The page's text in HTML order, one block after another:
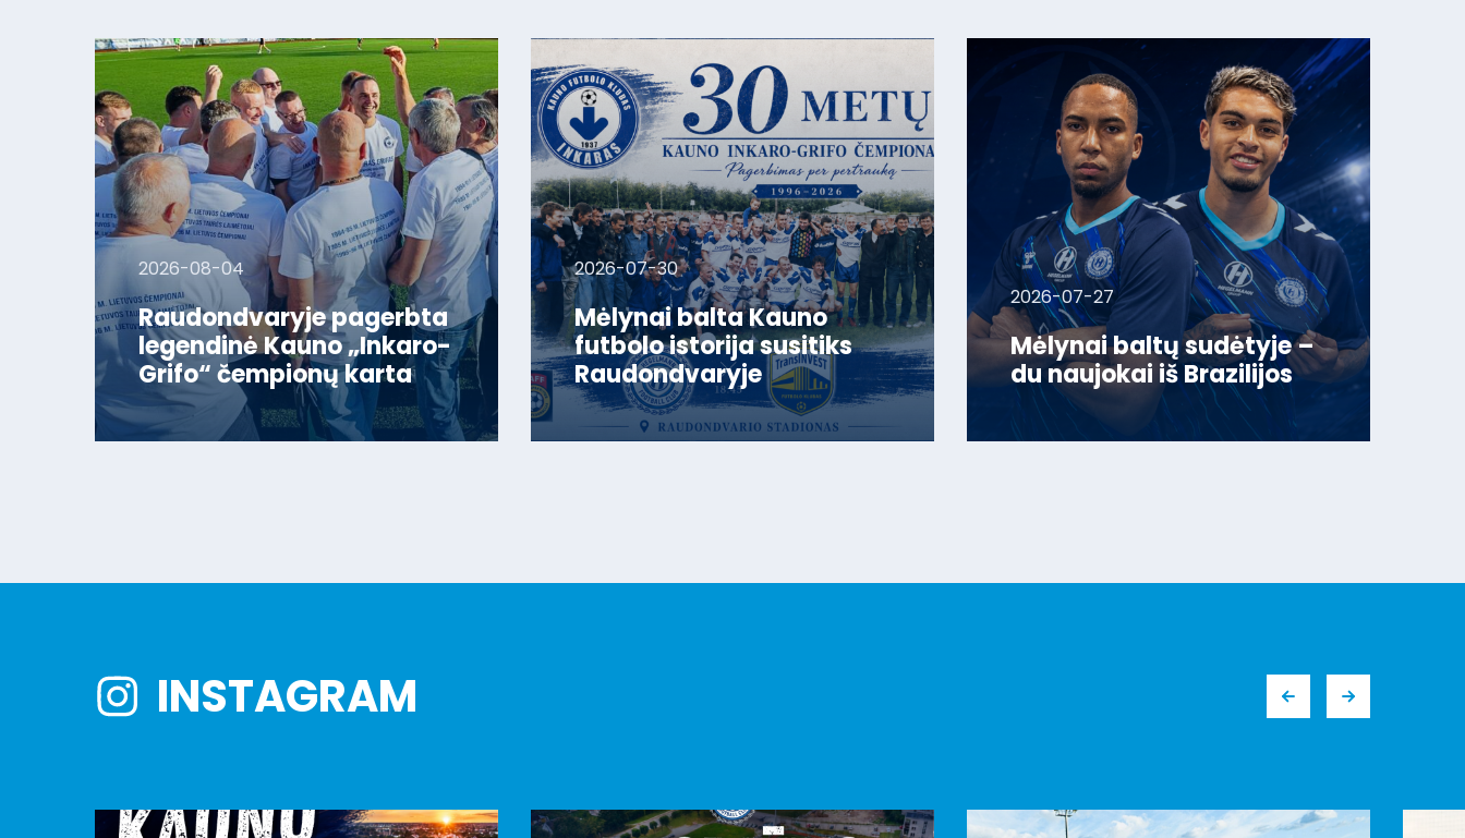
2026-08-04
Raudondvaryje pagerbta
legendinė Kauno „Inkaro-
Grifo“ čempionų karta
2026-07-30
Mėlynai balta Kauno
futbolo istorija susitiks
Raudondvaryje
2026-07-27
Mėlynai baltų sudėtyje –
du naujokai iš Brazilijos
INSTAGRAM